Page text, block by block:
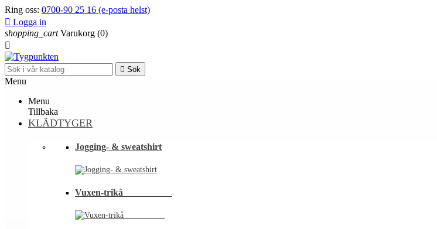
Ring oss: 0700-90 25 16 (e-posta helst)
 Logga in
shopping_cart Varukorg (0)

 Sök
Menu
Menu
Tillbaka
KLÄDTYGER
Jogging- & sweatshirt
Vuxen-trikå⠀⠀⠀⠀⠀⠀⠀